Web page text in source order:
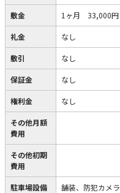
敷金 1ヶ月 33,000円
礼金 なし
敷引 なし
保証金 なし
権利金 なし
その他月額
費用
その他初期
費用
駐車場設備 舗装、防犯カメラ